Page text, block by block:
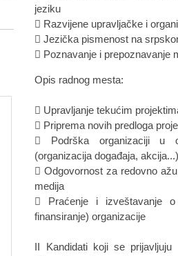
jeziku
 Razvijene upravljačke i
 Jezička pismenost na
 Poznavanje i prepoznavanje
Opis radnog mesta:
 Upravljanje tekućim
 Priprema novih predloga
 Podrška organizaciji u
(organizacija događaja,
 Odgovornost za redovno
medija
 Praćenje i izveštavanje o
finansiranje) organizacije
II Kandidati koji se